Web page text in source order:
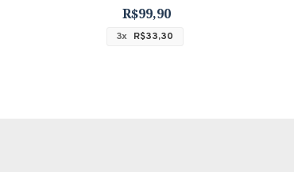
R$99,90
3x R$33,30